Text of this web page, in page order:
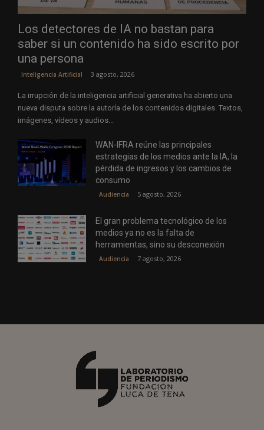
Los detectores de IA no bastan para
saber si un contenido ha sido escrito por
una persona
Inteligencia Artificial 3 agosto, 2026
La irrupción de la inteligencia artificial generativa ha abierto una
nueva disputa sobre la autoría de los contenidos digitales. Textos,
imágenes, vídeos y audios...
WAN-IFRA reúne las principales
estrategias de los medios ante la IA, la
pérdida de ingresos y los cambios de
consumo
Audiencia 5 agosto, 2026
El gran problema tecnológico de los
medios ya no es la falta de
herramientas, sino su desconexión
Audiencia 7 agosto, 2026